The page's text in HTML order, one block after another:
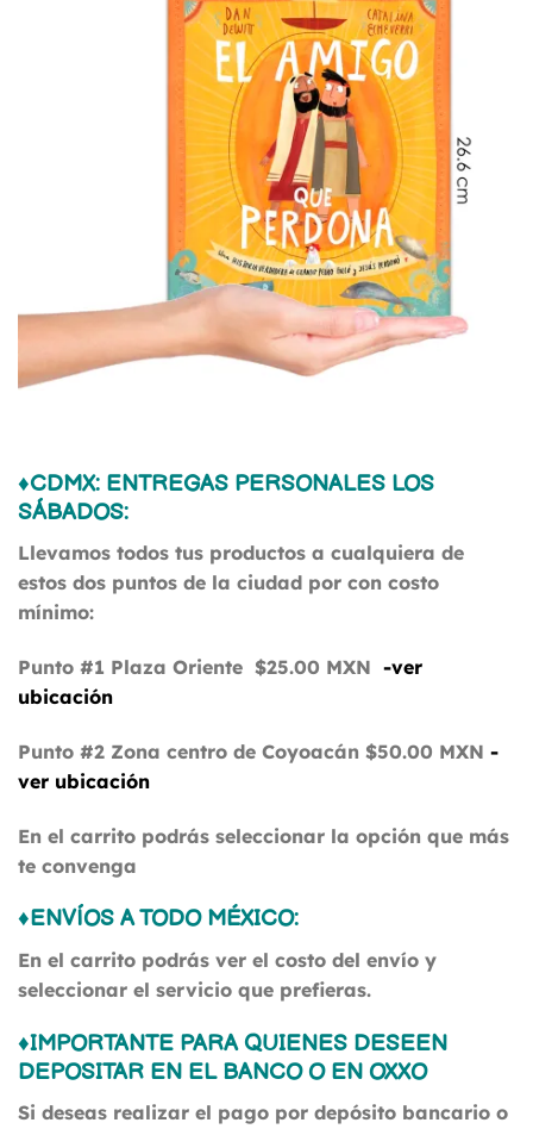
♦CDMX: ENTREGAS PERSONALES LOS
SÁBADOS:
Llevamos todos tus productos a cualquiera de
estos dos puntos de la ciudad por con costo
mínimo:
Punto #1 Plaza Oriente $25.00 MXN -ver
ubicación
Punto #2 Zona centro de Coyoacán $50.00 MXN -
ver ubicación
En el carrito podrás seleccionar la opción que más
te convenga
♦ENVÍOS A TODO MÉXICO:
En el carrito podrás ver el costo del envío y
seleccionar el servicio que prefieras.
♦IMPORTANTE PARA QUIENES DESEEN
DEPOSITAR EN EL BANCO O EN OXXO
Si deseas realizar el pago por depósito bancario o